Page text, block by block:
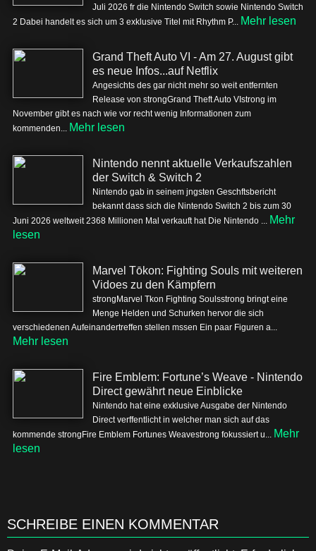
Juli 2026 fr die Nintendo Switch sowie Nintendo Switch
2 Dabei handelt es sich um 3 exklusive Titel mit Rhythm P... Mehr lesen
Grand Theft Auto VI - Am 27. August gibt
es neue Infos...auf Netflix
Angesichts des gar nicht mehr so weit entfernten
Release von strongGrand Theft Auto VIstrong im
November gibt es nach wie vor recht wenig Informationen zum
kommenden... Mehr lesen
Nintendo nennt aktuelle Verkaufszahlen
der Switch & Switch 2
Nintendo gab in seinem jngsten Geschftsbericht
bekannt dass sich die Nintendo Switch 2 bis zum 30
Juni 2026 weltweit 2368 Millionen Mal verkauft hat Die Nintendo ... Mehr
lesen
Marvel Tōkon: Fighting Souls mit weiteren
Vidoes zu den Kämpfern
strongMarvel Tkon Fighting Soulsstrong bringt eine
Menge Helden und Schurken hervor die sich
verschiedenen Aufeinandertreffen stellen mssen Ein paar Figuren a...
Mehr lesen
Fire Emblem: Fortune’s Weave - Nintendo
Direct gewährt neue Einblicke
Nintendo hat eine exklusive Ausgabe der Nintendo
Direct verffentlicht in welcher man sich auf das
kommende strongFire Emblem Fortunes Weavestrong fokussiert u... Mehr
lesen
SCHREIBE EINEN KOMMENTAR